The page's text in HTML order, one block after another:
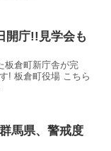
開庁!!見学会も
板倉町新庁舎が完
! 板倉町役場 こちら
馬県、警戒度